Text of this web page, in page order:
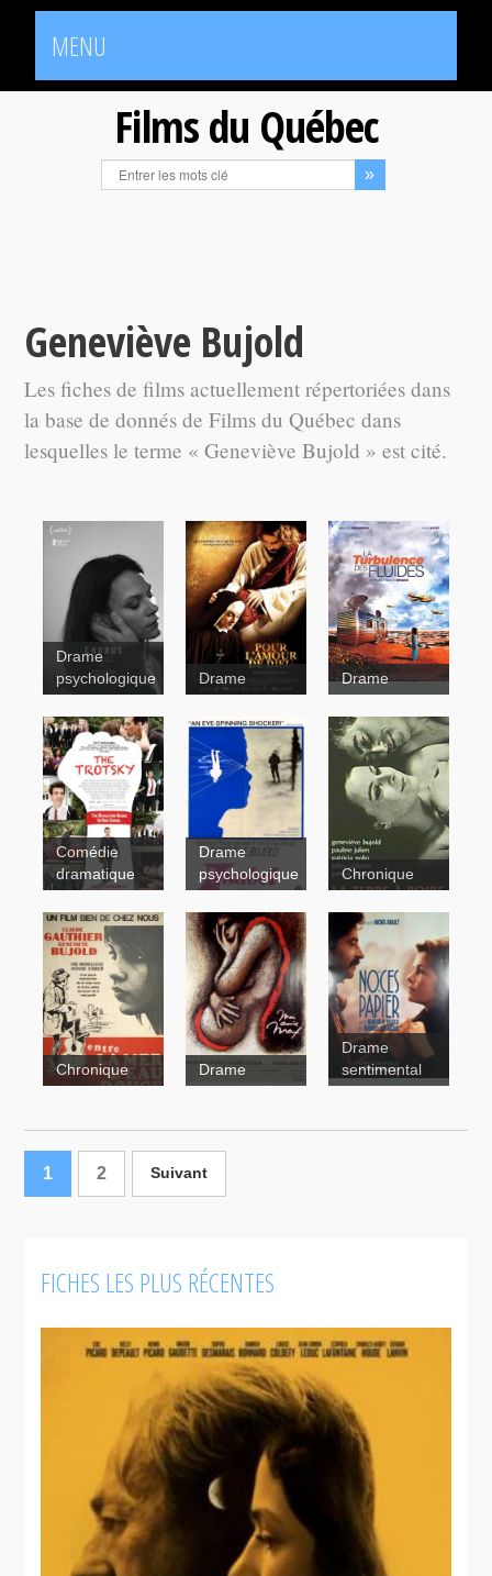
MENU
Films du Québec
Geneviève Bujold
Les fiches de films actuellement répertoriées dans
la base de donnés de Films du Québec dans
lesquelles le terme « Geneviève Bujold » est cité.
Le
météore
Chorus
Drame
psychologique
Pour
l'amour de
Drame Drame
The Trotsky
(Le Trotski)
Comédie
dramatique
Isabel
Drame
psychologique
La Terre à
boire
Chronique
Chronique
amie Max
Drame
Drame
sentimental
1 2 Suivant
FICHES LES PLUS RÉCENTES